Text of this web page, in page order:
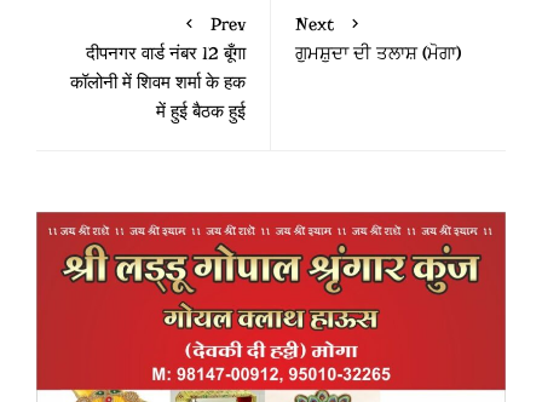
Prev
दीपनगर वार्ड नंबर 12 बूँगा
कॉलोनी में शिवम शर्मा के हक
में हुई बैठक हुई
Next
ਗੁਮਸ਼ੁਦਾ ਦੀ ਤਲਾਸ਼ (ਮੋਗਾ)